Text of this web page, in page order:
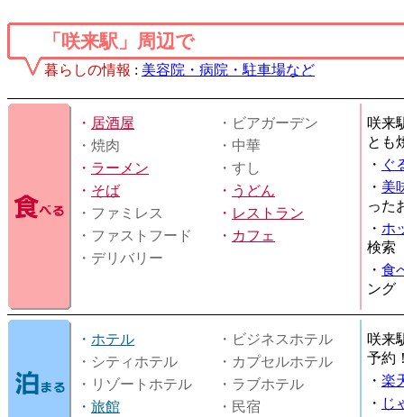
「咲来駅」周辺で
暮らしの情報 : 美容院・病院・駐車場など
・ 居酒屋
・ビアガーデン
・焼肉
・中華
・ ラーメン
・すし
・ そば ・ うどん
・ファミレス
・ レストラン
・ファストフード
・ カフェ
・デリバリー
咲来
とも
・ ぐ
・ 美
った
・ ホ
検索
・ 食
ング
・ ホテル
・ビジネスホテル
・シティホテル
・カプセルホテル
・リゾートホテル
・ラブホテル
・ 旅館 ・民宿
咲来
予約
・ 楽
・ じ